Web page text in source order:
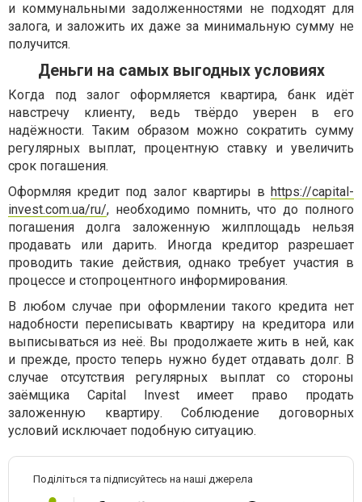
и коммунальными задолженностями не подходят для
залога, и заложить их даже за минимальную сумму не
получится.
Деньги на самых выгодных условиях
Когда под залог оформляется квартира, банк идёт
навстречу клиенту, ведь твёрдо уверен в его
надёжности. Таким образом можно сократить сумму
регулярных выплат, процентную ставку и увеличить
срок погашения.
Оформляя кредит под залог квартиры в https://capital-
invest.com.ua/ru/, необходимо помнить, что до полного
погашения долга заложенную жилплощадь нельзя
продавать или дарить. Иногда кредитор разрешает
проводить такие действия, однако требует участия в
процессе и стопроцентного информирования.
В любом случае при оформлении такого кредита нет
надобности переписывать квартиру на кредитора или
выписываться из неё. Вы продолжаете жить в ней, как
и прежде, просто теперь нужно будет отдавать долг. В
случае отсутствия регулярных выплат со стороны
заёмщика Capital Invest имеет право продать
заложенную квартиру. Соблюдение договорных
условий исключает подобную ситуацию.
Поділіться та підписуйтесь на наші джерела